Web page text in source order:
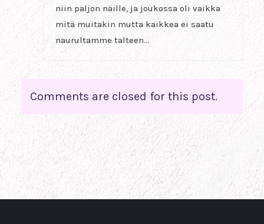
niin paljon näille, ja joukossa oli vaikka
mitä muitakin mutta kaikkea ei saatu
naurultamme talteen…
Comments are closed for this post.